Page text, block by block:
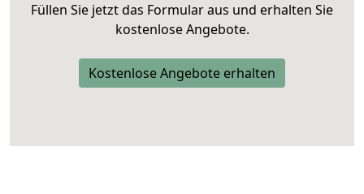
Füllen Sie jetzt das Formular aus und erhalten Sie
kostenlose Angebote.
Kostenlose Angebote erhalten